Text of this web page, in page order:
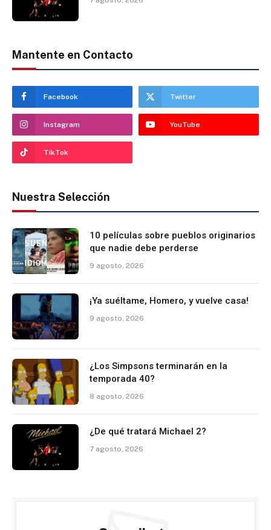
Mantente en Contacto
Facebook Twitter
Instagram YouTube
TikTok
Nuestra Selección
10 películas sobre pueblos originarios
que nadie debe perderse
9 agosto, 2026
¡Ya suéltame, Homero, y vuelve casa!
9 agosto, 2026
¿Los Simpsons terminarán en la
temporada 40?
8 agosto, 2026
¿De qué tratará Michael 2?
7 agosto, 2026